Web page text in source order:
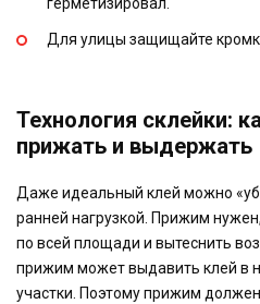
герметизировал.
Для улицы защищайте
Технология склейки:
прижать и выдержать
Даже идеальный клей можно
ранней нагрузкой. Прижим
по всей площади и вытеснить
прижим может выдавить клей в
участки. Поэтому прижим